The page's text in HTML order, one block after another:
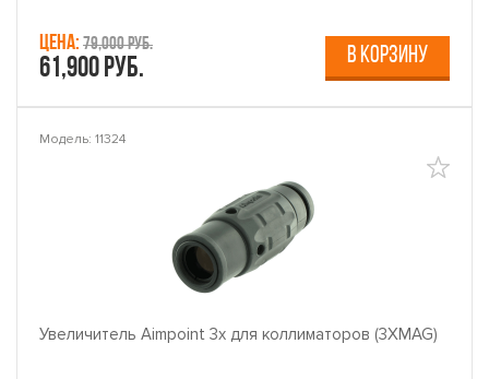
Цена: 79,000 руб.
61,900 руб. В КОРЗИНУ
Модель: 11324
Увеличитель Aimpoint 3х для коллиматоров (3XMAG)